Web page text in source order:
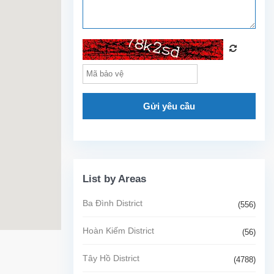
Gửi yêu cầu
List by Areas
Ba Đình District (556)
Hoàn Kiếm District (56)
Tây Hồ District (4788)